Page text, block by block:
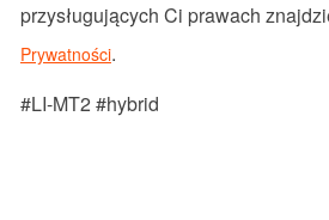
przysługujących Ci prawach
Prywatności.
#LI-MT2 #hybrid